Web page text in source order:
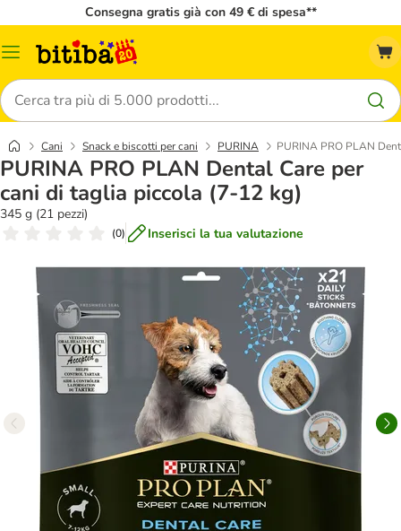
Consegna gratis già con 49 € di spesa**
Overview
Cerca
Cani Snack e biscotti per cani PURINA PURINA PRO PLAN
PURINA PRO PLAN Dental Care per
cani di taglia piccola (7-12 kg)
345 g (21 pezzi)
(0) Inserisci la tua valutazione